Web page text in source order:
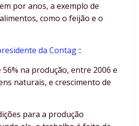
por anos, a exemplo de
como o feijão e o
da Contag::
na produção, entre 2006 e
naturais, e crescimento de
para a produção